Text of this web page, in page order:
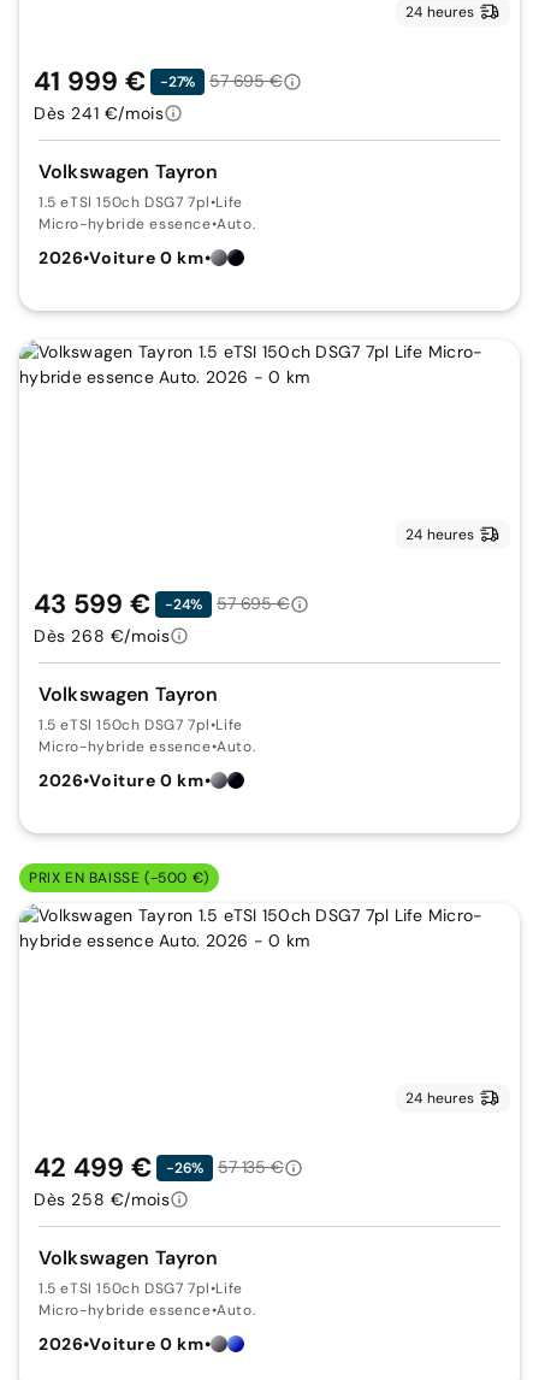
24 heures
Volkswagen Tayron
1.5 eTSI 150ch DSG7 7pl•Life
Micro-hybride essence•Auto.
2026•Voiture 0 km•
41 999 € -27%
57 695 €
Dès 241 €/mois
24 heures
Volkswagen Tayron
1.5 eTSI 150ch DSG7 7pl•Life
Micro-hybride essence•Auto.
2026•Voiture 0 km•
43 599 € -24%
57 695 €
Dès 268 €/mois
PRIX EN BAISSE (-500 €)
24 heures
Volkswagen Tayron
1.5 eTSI 150ch DSG7 7pl•Life
Micro-hybride essence•Auto.
2026•Voiture 0 km•
42 499 € -26%
57 135 €
Dès 258 €/mois